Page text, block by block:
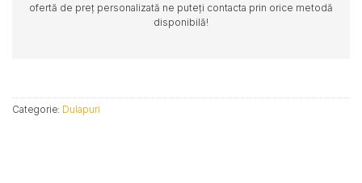
ofertă de preț personalizată ne puteți contacta prin orice metodă
disponibilă!
Categorie: Dulapuri